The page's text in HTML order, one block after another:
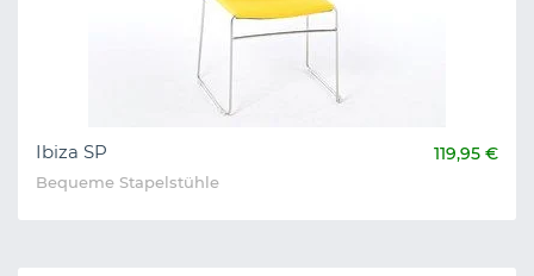
Ibiza SP 119,95 €
Bequeme Stapelstühle